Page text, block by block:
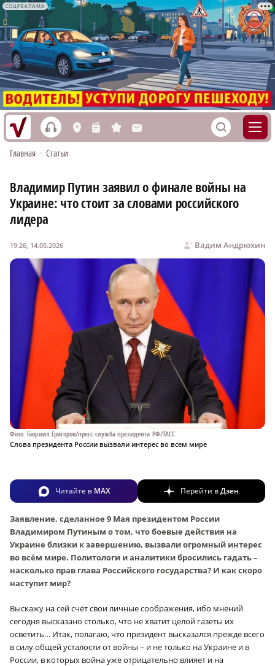
СОЦРЕКЛАМА
h L n s M S
Главная • Статьи
Владимир Путин заявил о финале войны на
Украине: что стоит за словами российского
лидера
Вадим Андрюхин
19:26, 14.05.2026
Фото: Гавриил Григоров/пресс-служба президента РФ/ТАСС
Слова президента России вызвали интерес во всем мире
Читайте в MAX Перейти вДзен
Заявление, сделанное 9 Мая президентом России
Владимиром Путиным о том, что боевые действия на
Украине близки к завершению, вызвали огромный интерес
во всём мире. Политологи и аналитики бросились гадать –
насколько прав глава Российского государства? И как скоро
наступит мир?
Выскажу на сей счёт свои личные соображения, ибо мнений
сегодня высказано столько, что не хватит целой газеты их
осветить… Итак, полагаю, что президент высказался прежде всего
в силу общей усталости от войны – и не только на Украине и в
России, в которых война уже отрицательно влияет и на